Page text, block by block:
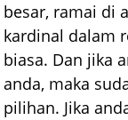
besar, ramai di
kardinal dalam
biasa. Dan jika
anda, maka
pilihan. Jika